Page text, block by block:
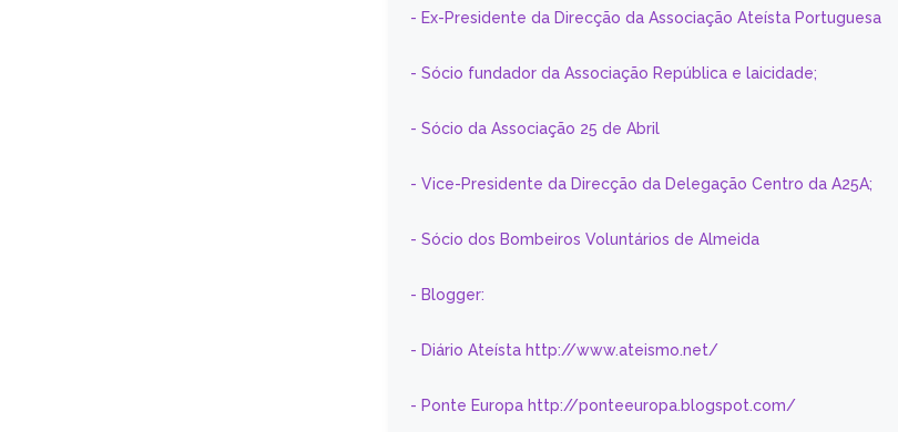
- Ex-Presidente da Direcção da Associação Ateísta Portuguesa
- Sócio fundador da Associação República e laicidade;
- Sócio da Associação 25 de Abril
- Vice-Presidente da Direcção da Delegação Centro da A25A;
- Sócio dos Bombeiros Voluntários de Almeida
- Blogger:
- Diário Ateísta http://www.ateismo.net/
- Ponte Europa http://ponteeuropa.blogspot.com/